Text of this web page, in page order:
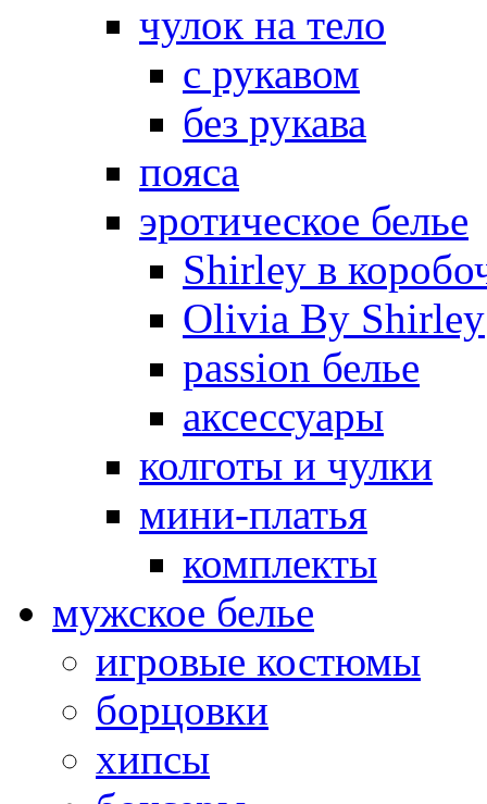
чулок на тело
с рукавом
без рукава
пояса
эротическое белье
Shirley в
Olivia By Shirley
passion белье
аксессуары
колготы и чулки
мини-платья
комплекты
мужское белье
игровые костюмы
борцовки
хипсы